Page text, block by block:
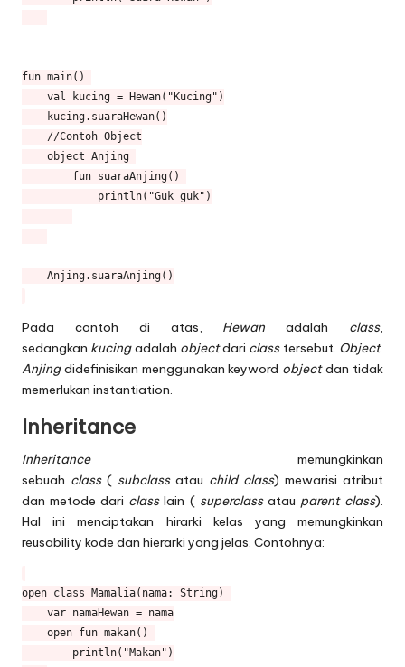
fun main()
    val kucing = Hewan("Kucing")
    kucing.suaraHewan()
    //Contoh Object
    object Anjing
        fun suaraAnjing()
            println("Guk guk")
    Anjing.suaraAnjing()
Pada contoh di atas, Hewan adalah class,
sedangkan kucingadalah objectdari classtersebut. Object
Anjingdidefinisikan menggunakan keyword objectdan tidak
memerlukan instantiation.
Inheritance
Inheritancememungkinkan
sebuah class( subclassatau child class) mewarisi atribut
dan metode dari classlain ( superclassatau parent class).
Hal ini menciptakan hirarki kelas yang memungkinkan
reusability kode dan hierarki yang jelas. Contohnya:
open class Mamalia(nama: String)
    var namaHewan = nama
    open fun makan()
        println("Makan")